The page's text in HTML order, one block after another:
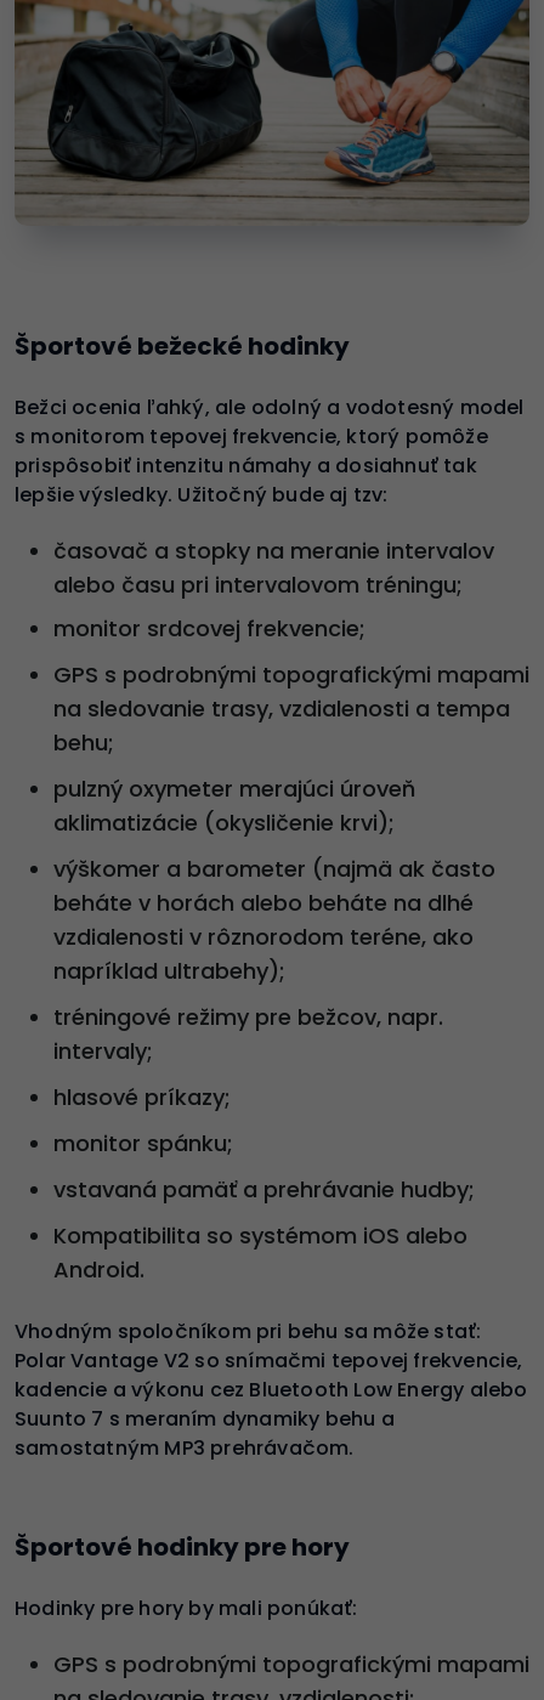
Športové bežecké hodinky
Bežci ocenia ľahký, ale odolný a vodotesný model
s monitorom tepovej frekvencie, ktorý pomôže
prispôsobiť intenzitu námahy a dosiahnuť tak
lepšie výsledky. Užitočný bude aj tzv:
časovač a stopky na meranie intervalov
alebo času pri intervalovom tréningu;
monitor srdcovej frekvencie;
GPS s podrobnými topografickými mapami
na sledovanie trasy, vzdialenosti a tempa
behu;
pulzný oxymeter merajúci úroveň
aklimatizácie (okysličenie krvi);
výškomer a barometer (najmä ak často
beháte v horách alebo beháte na dlhé
vzdialenosti v rôznorodom teréne, ako
napríklad ultrabehy);
tréningové režimy pre bežcov, napr.
intervaly;
hlasové príkazy;
monitor spánku;
vstavaná pamäť a prehrávanie hudby;
Kompatibilita so systémom iOS alebo
Android.
Vhodným spoločníkom pri behu sa môže stať:
Polar Vantage V2 so snímačmi tepovej frekvencie,
kadencie a výkonu cez Bluetooth Low Energy alebo
Suunto 7 s meraním dynamiky behu a
samostatným MP3 prehrávačom.
Športové hodinky pre hory
Hodinky pre hory by mali ponúkať:
GPS s podrobnými topografickými mapami